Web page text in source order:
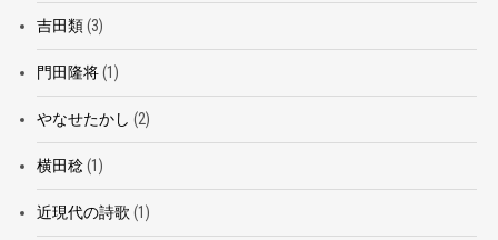
吉田類(3)
門田隆将(1)
やなせたかし (2)
横田稔(1)
近現代の詩歌 (1)